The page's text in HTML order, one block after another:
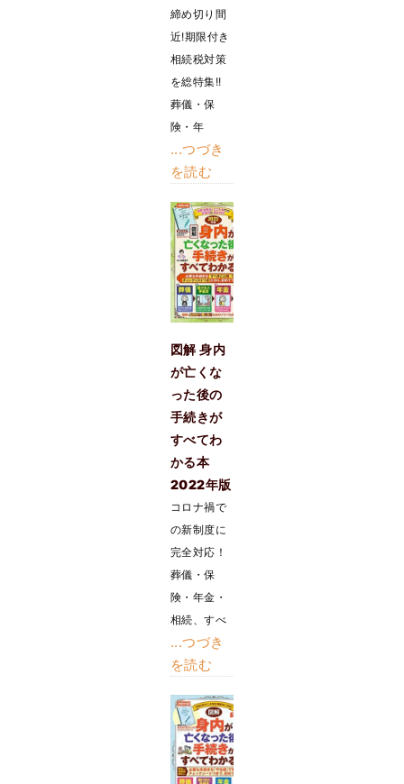
締め切り間
近!期限付き
相続税対策
を総特集!!
葬儀・保
険・年
...つづき
を読む
図解 身内
が亡くな
った後の
手続きが
すべてわ
かる本
2022年版
コロナ禍で
の新制度に
完全対応！
葬儀・保
険・年金・
相続、すべ
...つづき
を読む